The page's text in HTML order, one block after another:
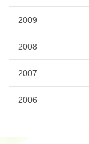
2009
2008
2007
2006